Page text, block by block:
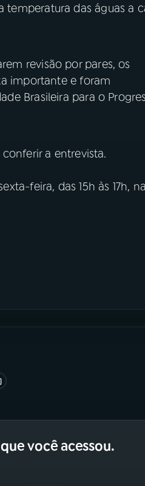
temperatura das águas a
revisão por pares, os
importante e foram
Brasileira para o
a entrevista.
feira, das 15h às 17h,
você acessou.